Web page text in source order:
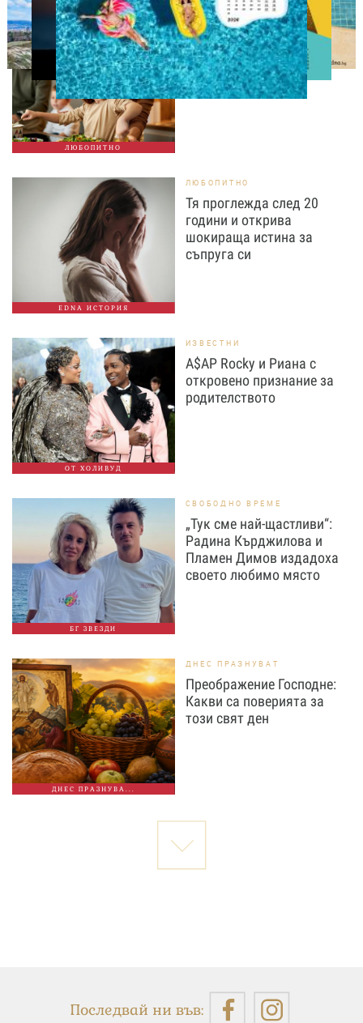
ЛЮБОПИТНО
ЛЮБОПИТНО
Тайната на добрата
вечеря не се крие в
сложната рецепта
EDNA ИСТОРИЯ
ЛЮБОПИТНО
Тя проглежда след 20
години и открива
шокираща истина за
съпруга си
ОТ ХОЛИВУД
ИЗВЕСТНИ
A$AP Rocky и Риана с
откровено признание за
родителството
БГ ЗВЕЗДИ
СВОБОДНО ВРЕМЕ
„Тук сме най-щастливи“:
Радина Кърджилова и
Пламен Димов издадоха
своето любимо място
ДНЕС ПРАЗНУВА...
ДНЕС ПРАЗНУВАТ
Преображение Господне:
Какви са поверията за
този свят ден
Последвай ни във: